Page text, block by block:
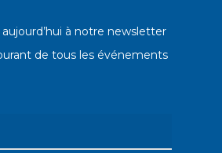
à notre newsletter
de tous les événements